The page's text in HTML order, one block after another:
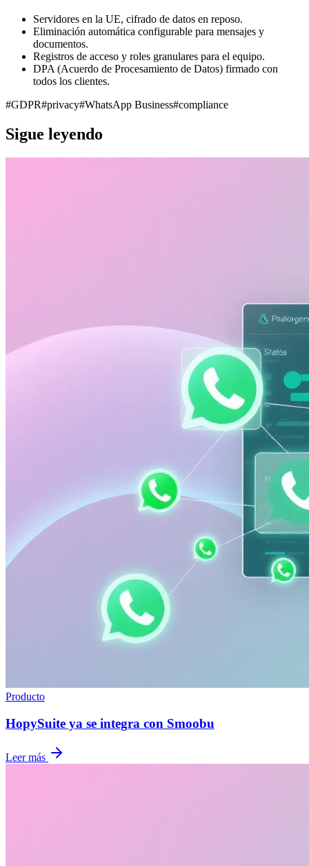
Servidores en la UE, cifrado de datos en reposo.
Eliminación automática configurable para mensajes y
documentos.
Registros de acceso y roles granulares para el equipo.
DPA (Acuerdo de Procesamiento de Datos) firmado con
todos los clientes.
#GDPR#privacy#WhatsApp Business#compliance
Sigue leyendo
Producto
HopySuite ya se integra con Smoobu
Leer más